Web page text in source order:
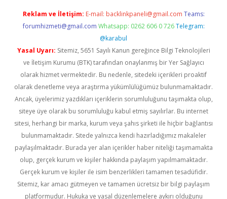
Reklam ve İletişim: E-mail: backlinkpaneli@gmail.com Teams:
forumhizmeti@gmail.com Whatsapp: 0262 606 0 726 Telegram:
@karabul
Yasal Uyarı: Sitemiz, 5651 Sayılı Kanun gereğince Bilgi Teknolojileri
ve İletişim Kurumu (BTK) tarafından onaylanmış bir Yer Sağlayıcı
olarak hizmet vermektedir. Bu nedenle, sitedeki içerikleri proaktif
olarak denetleme veya araştırma yükümlülüğümüz bulunmamaktadır.
Ancak, üyelerimiz yazdıkları içeriklerin sorumluluğunu taşımakta olup,
siteye üye olarak bu sorumluluğu kabul etmiş sayılırlar. Bu internet
sitesi, herhangi bir marka, kurum veya şahıs şirketi ile hiçbir bağlantısı
bulunmamaktadır. Sitede yalnızca kendi hazırladığımız makaleler
paylaşılmaktadır. Burada yer alan içerikler haber niteliği taşımamakta
olup, gerçek kurum ve kişiler hakkında paylaşım yapılmamaktadır.
Gerçek kurum ve kişiler ile isim benzerlikleri tamamen tesadüfidir.
Sitemiz, kar amacı gütmeyen ve tamamen ücretsiz bir bilgi paylaşım
platformudur. Hukuka ve yasal düzenlemelere aykırı olduğunu